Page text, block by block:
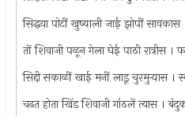
सिद्धया पोटीं खुष्याली जाई झोपीं
तों शिवाजी पळून गेला घेई पाठी रात्रीस
सिद्दी सकाळीं खाई मनीं लाडू चुरमुर्‍यास ।
चढत होता खिंड शिवाजी गांठलें त्यास ।